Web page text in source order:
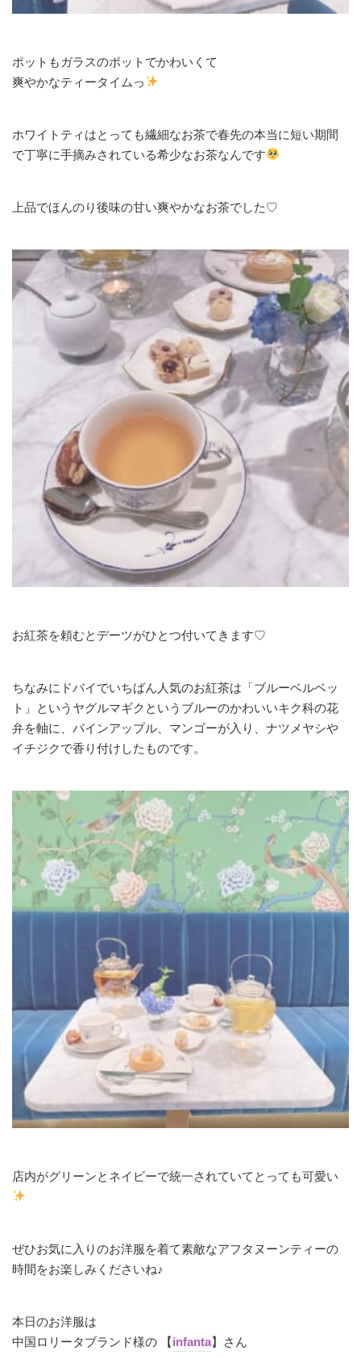
ポットもガラスのポットでかわいくて
爽やかなティータイムっ
ホワイトティはとっても繊細なお茶で春先の本当に短い期間
で丁寧に手摘みされている希少なお茶なんです
上品でほんのり後味の甘い爽やかなお茶でした♡
お紅茶を頼むとデーツがひとつ付いてきます♡
ちなみにドバイでいちばん人気のお紅茶は「ブルーベルベッ
ト」というヤグルマギクというブルーのかわいいキク科の花
弁を軸に、パインアップル、マンゴーが入り、ナツメヤシや
イチジクで香り付けしたものです。
店内がグリーンとネイビーで統一されていてとっても可愛い
ぜひお気に入りのお洋服を着て素敵なアフタヌーンティーの
時間をお楽しみくださいね♪
本日のお洋服は
中国ロリータブランド様の 【infanta】さん